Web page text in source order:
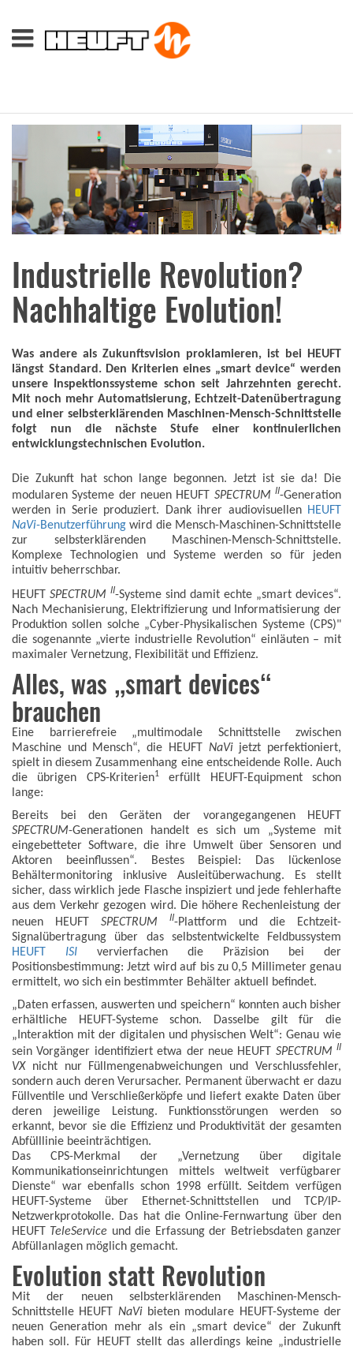
Industrielle Revolution?
Nachhaltige Evolution!
Was andere als Zukunftsvision proklamieren, ist bei HEUFT
längst Standard. Den Kriterien eines „smart device“ werden
unsere Inspektionssysteme schon seit Jahrzehnten gerecht.
Mit noch mehr Automatisierung, Echtzeit-Datenübertragung
und einer selbsterklärenden Maschinen-Mensch-Schnittstelle
folgt nun die nächste Stufe einer kontinuierlichen
entwicklungstechnischen Evolution.
Die Zukunft hat schon lange begonnen. Jetzt ist sie da! Die
modularen Systeme der neuen HEUFT SPECTRUMII-Generation
werden in Serie produziert. Dank ihrer audiovisuellen HEUFT
NaVi-Benutzerführung wird die Mensch-Maschinen-Schnittstelle
zur selbsterklärenden Maschinen-Mensch-Schnittstelle.
Komplexe Technologien und Systeme werden so für jeden
intuitiv beherrschbar.
HEUFT SPECTRUM II-Systeme sind damit echte „smart devices“.
Nach Mechanisierung, Elektrifizierung und Informatisierung der
Produktion sollen solche „Cyber-Physikalischen Systeme (CPS)"
die sogenannte „vierte industrielle Revolution“ einläuten – mit
maximaler Vernetzung, Flexibilität und Effizienz.
Alles, was „smart devices“
brauchen
Eine barrierefreie „multimodale Schnittstelle zwischen
Maschine und Mensch“, die HEUFT NaVijetzt perfektioniert,
spielt in diesem Zusammenhang eine entscheidende Rolle. Auch
die übrigen CPS-Kriterien1erfüllt HEUFT-Equipment schon
lange:
Bereits bei den Geräten der vorangegangenen HEUFT
SPECTRUM-Generationen handelt es sich um „Systeme mit
eingebetteter Software, die ihre Umwelt über Sensoren und
Aktoren beeinflussen“. Bestes Beispiel: Das lückenlose
Behältermonitoring inklusive Ausleitüberwachung. Es stellt
sicher, dass wirklich jede Flasche inspiziert und jede fehlerhafte
aus dem Verkehr gezogen wird. Die höhere Rechenleistung der
neuen HEUFT SPECTRUM II-Plattform und die Echtzeit-
Signalübertragung über das selbstentwickelte Feldbussystem
HEUFT ISI vervierfachen die Präzision bei der
Positionsbestimmung: Jetzt wird auf bis zu 0,5 Millimeter genau
ermittelt, wo sich ein bestimmter Behälter aktuell befindet.
„Daten erfassen, auswerten und speichern“ konnten auch bisher
erhältliche HEUFT-Systeme schon. Dasselbe gilt für die
„Interaktion mit der digitalen und physischen Welt“: Genau wie
sein Vorgänger identifiziert etwa der neue HEUFT SPECTRUM II
VX nicht nur Füllmengenabweichungen und Verschlussfehler,
sondern auch deren Verursacher. Permanent überwacht er dazu
Füllventile und Verschließerköpfe und liefert exakte Daten über
deren jeweilige Leistung. Funktionsstörungen werden so
erkannt, bevor sie die Effizienz und Produktivität der gesamten
Abfülllinie beeinträchtigen.
Das CPS-Merkmal der „Vernetzung über digitale
Kommunikationseinrichtungen mittels weltweit verfügbarer
Dienste“ war ebenfalls schon 1998 erfüllt. Seitdem verfügen
HEUFT-Systeme über Ethernet-Schnittstellen und TCP/IP-
Netzwerkprotokolle. Das hat die Online-Fernwartung über den
HEUFT TeleService und die Erfassung der Betriebsdaten ganzer
Abfüllanlagen möglich gemacht.
Evolution statt Revolution
Mit der neuen selbsterklärenden Maschinen-Mensch-
Schnittstelle HEUFT NaVibieten modulare HEUFT-Systeme der
neuen Generation mehr als ein „smart device“ der Zukunft
haben soll. Für HEUFT stellt das allerdings keine „industrielle